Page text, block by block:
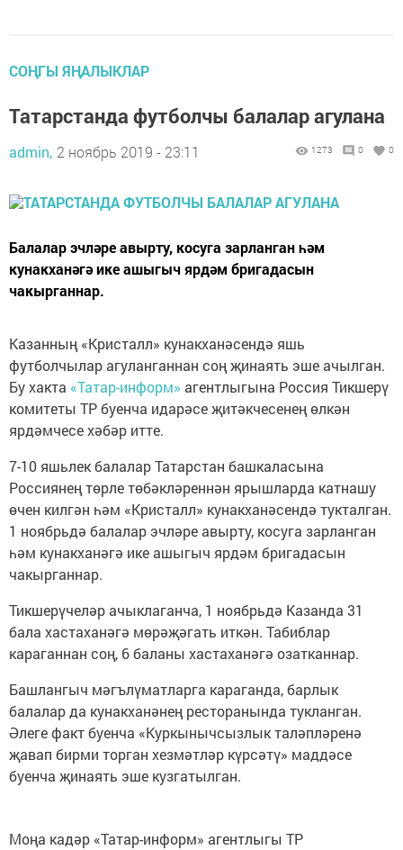
СОҢГЫ ЯҢАЛЫКЛАР
Татарстанда футболчы балалар агулана
admin, 2 ноябрь 2019 - 23:11 1273 0 0
Балалар эчләре авырту, косуга зарланган һәм
кунакханәгә ике ашыгыч ярдәм бригадасын
чакырганнар.
Казанның «Кристалл» кунакханәсендә яшь
футболчылар агуланганнан соң җинаять эше ачылган.
Бу хакта «Татар-информ» агентлыгына Россия Тикшерү
комитеты ТР буенча идарәсе җитәкчесенең өлкән
ярдәмчесе хәбәр итте.
7-10 яшьлек балалар Татарстан башкаласына
Россиянең төрле төбәкләреннән ярышларда катнашу
өчен килгән һәм «Кристалл» кунакханәсендә тукталган.
1 ноябрьдә балалар эчләре авырту, косуга зарланган
һәм кунакханәгә ике ашыгыч ярдәм бригадасын
чакырганнар.
Тикшерүчеләр ачыклаганча, 1 ноябрьдә Казанда 31
бала хастаханәгә мөрәҗәгать иткән. Табиблар
караганнан соң, 6 баланы хастаханәгә озатканнар.
Башлангыч мәгълүматларга караганда, барлык
балалар да кунакханәнең ресторанында тукланган.
Әлеге факт буенча «Куркынычсызлык таләпләренә
җавап бирми торган хезмәтләр күрсәтү» маддәсе
буенча җинаять эше кузгатылган.
Моңа кадәр «Татар-информ» агентлыгы ТР